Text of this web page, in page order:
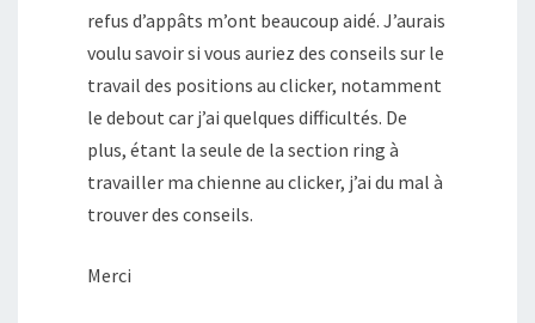
refus d’appâts m’ont beaucoup aidé. J’aurais
voulu savoir si vous auriez des conseils sur le
travail des positions au clicker, notamment
le debout car j’ai quelques difficultés. De
plus, étant la seule de la section ring à
travailler ma chienne au clicker, j’ai du mal à
trouver des conseils.
Merci